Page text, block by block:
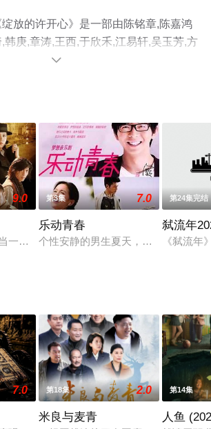
放的许开心》是一部由陈铭章,陈嘉鸿
韩庚,章涛,王西,于欣禾,江易轩,吴玉芳,方
梓嘉,卢雅熙,孔梓柔,彭博,夏力薪,谢帅,
费观看高清无删减完整版电视剧全集
解。

9.0
一名维护正义的法官，在孙中山“师夷长技
第3集 7.0
乐动青春
个性安静的男生夏天，是一个乐团
第24集完结
弑流年
《弑流
7.0 第18集 2.0
米良与麦青
第14集
人鱼